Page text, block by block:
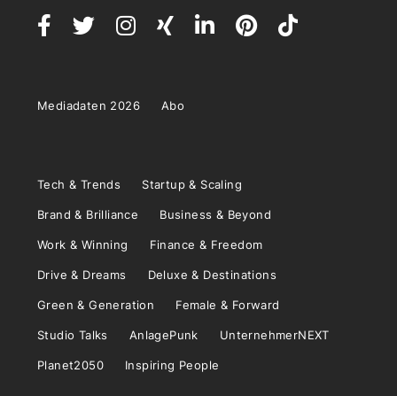
Mediadaten 2026 Abo
Tech & Trends Startup & Scaling
Brand & Brilliance Business & Beyond
Work & Winning Finance & Freedom
Drive & Dreams Deluxe & Destinations
Green & Generation Female & Forward
Studio Talks AnlagePunk UnternehmerNEXT
Planet2050 Inspiring People